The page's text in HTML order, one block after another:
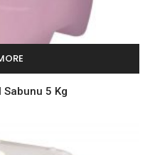
Sabunu 5 Kg